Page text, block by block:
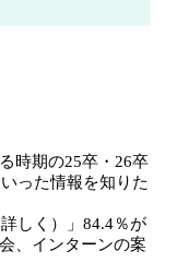
時期の25卒・26卒
った情報を知りた
しく）」84.4％が
、インターンの案